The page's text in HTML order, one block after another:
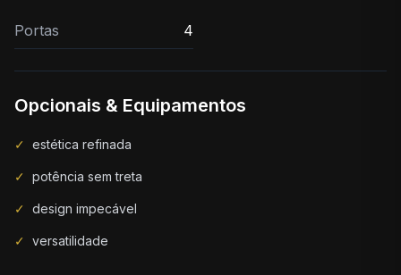
Portas 4
Opcionais & Equipamentos
✓ estética refinada
✓ potência sem treta
✓ design impecável
✓ versatilidade